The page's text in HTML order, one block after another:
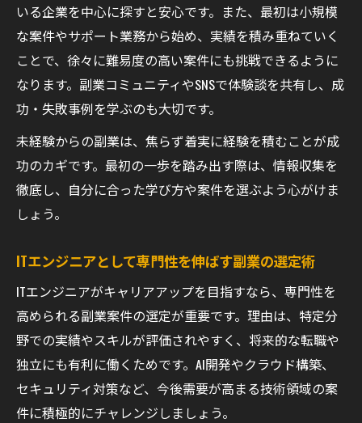
いる企業を中心に探すと安心です。また、最初は小規模
な案件やサポート業務から始め、実績を積み重ねていく
ことで、徐々に難易度の高い案件にも挑戦できるように
なります。副業コミュニティやSNSで体験談を共有し、成
功・失敗事例を学ぶのも大切です。
未経験からの副業は、焦らず着実に経験を積むことが成
功のカギです。最初の一歩を踏み出す際は、情報収集を
徹底し、自分に合った学び方や案件を選ぶよう心がけま
しょう。
ITエンジニアとして専門性を伸ばす副業の選定術
ITエンジニアがキャリアアップを目指すなら、専門性を
高められる副業案件の選定が重要です。理由は、特定分
野での実績やスキルが評価されやすく、将来的な転職や
独立にも有利に働くためです。AI開発やクラウド構築、
セキュリティ対策など、今後需要が高まる技術領域の案
件に積極的にチャレンジしましょう。